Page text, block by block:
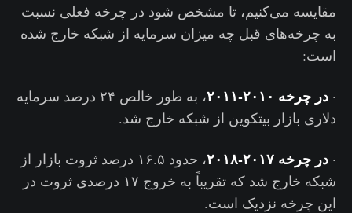
مقایسه می‌کنیم، تا مشخص شود در چرخه فعلی نسبت
به چرخه‌های قبل چه میزان سرمایه از شبکه خارج شده
است:
· در چرخه ۲۰۱۰-۲۰۱۱
، به طور خالص ۲۴ درصد سرمایه
دلاری بازار بیتکوین از شبکه خارج شد.
· در چرخه ۲۰۱۷-۲۰۱۸
، حدود ۱۶.۵ درصد ثروت بازار از
شبکه خارج شد که تقریباً به خروج ۱۷ درصدی ثروت در
این چرخه نزدیک است.